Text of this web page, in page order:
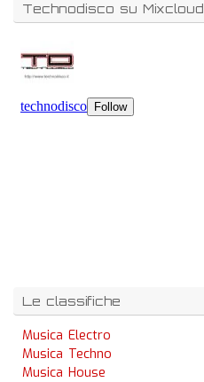
Technodisco su Mixcloud
Le classifiche
Musica Electro
Musica Techno
Musica House